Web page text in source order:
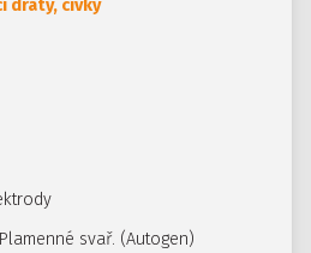
dráty, cívky
svař. (Autogen)